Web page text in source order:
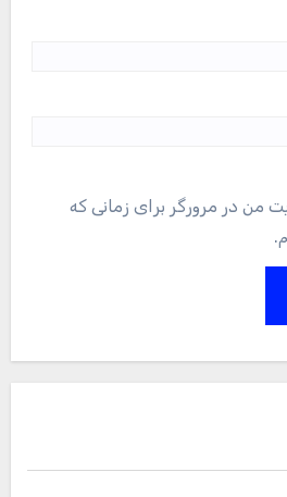
من در مرورگر برای زمانی که